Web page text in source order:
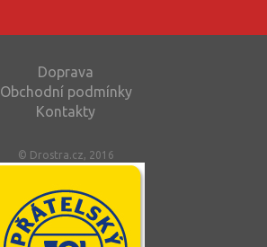
Doprava
Obchodní podmínky
Kontakty
© Drostra.cz, 2016